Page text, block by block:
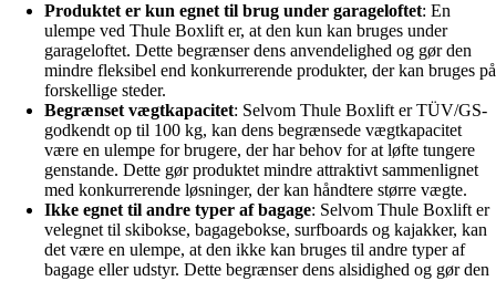
Produktet er kun egnet til brug under garageloftet: En
ulempe ved Thule Boxlift er, at den kun kan bruges under
garageloftet. Dette begrænser dens anvendelighed og gør den
mindre fleksibel end konkurrerende produkter, der kan bruges på
forskellige steder.
Begrænset vægtkapacitet: Selvom Thule Boxlift er TÜV/GS-
godkendt op til 100 kg, kan dens begrænsede vægtkapacitet
være en ulempe for brugere, der har behov for at løfte tungere
genstande. Dette gør produktet mindre attraktivt sammenlignet
med konkurrerende løsninger, der kan håndtere større vægte.
Ikke egnet til andre typer af bagage: Selvom Thule Boxlift er
velegnet til skibokse, bagagebokse, surfboards og kajakker, kan
det være en ulempe, at den ikke kan bruges til andre typer af
bagage eller udstyr. Dette begrænser dens alsidighed og gør den